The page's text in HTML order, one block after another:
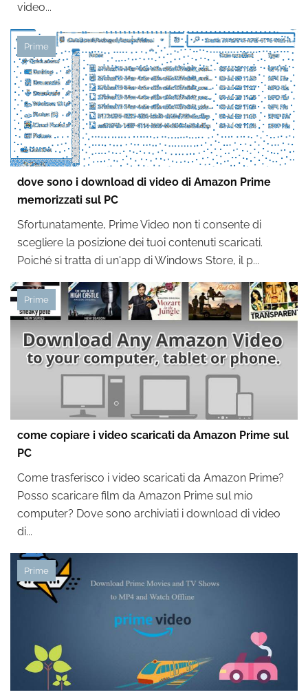
video...
Prime
dove sono i download di video di Amazon Prime
memorizzati sul PC
Sfortunatamente, Prime Video non ti consente di
scegliere la posizione dei tuoi contenuti scaricati.
Poiché si tratta di un'app di Windows Store, il p...
Prime
come copiare i video scaricati da Amazon Prime sul
PC
Come trasferisco i video scaricati da Amazon Prime?
Posso scaricare film da Amazon Prime sul mio
computer? Dove sono archiviati i download di video
di...
Prime